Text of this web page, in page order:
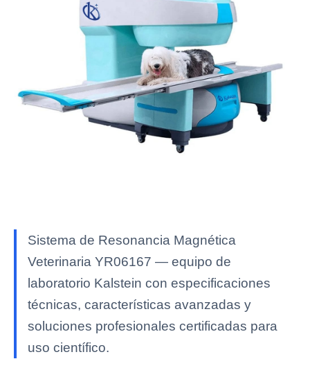
Sistema de Resonancia Magnética
Veterinaria YR06167 — equipo de
laboratorio Kalstein con especificaciones
técnicas, características avanzadas y
soluciones profesionales certificadas para
uso científico.